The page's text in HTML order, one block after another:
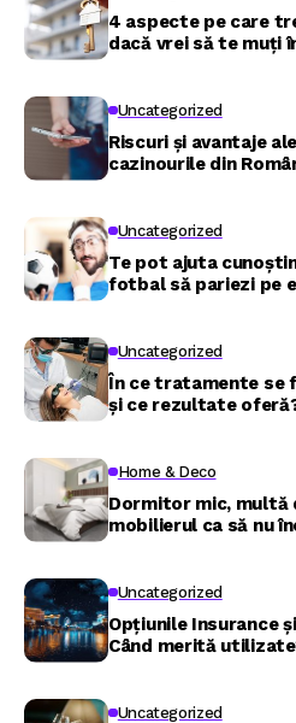
4 aspecte pe care
dacă vrei să te muți
Uncategorized
Riscuri și avantaje
cazinourile din
Uncategorized
Te pot ajuta
fotbal să pariezi pe
Uncategorized
În ce tratamente se
și ce rezultate
Home & Deco
Dormitor mic, multă
mobilierul ca să nu
Uncategorized
Opțiunile Insurance
Când merită
Uncategorized